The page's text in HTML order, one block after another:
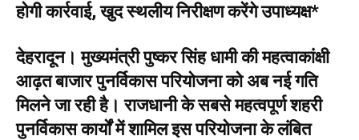
होगी कार्रवाई, खुद स्थलीय निरीक्षण करेंगे उपाध्यक्ष*
देहरादून। मुख्यमंत्री पुष्कर सिंह धामी की महत्वाकांक्षी
आढ़त बाजार पुनर्विकास परियोजना को अब नई गति
मिलने जा रही है। राजधानी के सबसे महत्वपूर्ण शहरी
पुनर्विकास कार्यों में शामिल इस परियोजना के लंबित